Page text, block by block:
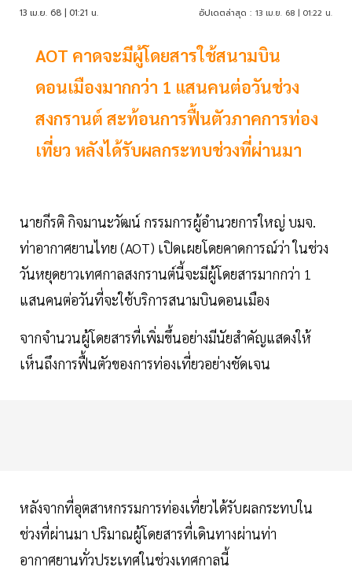
13 เม.ย. 68 | 01:21 น. อัปเดตล่าสุด : 13 เม.ย. 68 | 01:22 น.
AOT คาดจะมีผู้โดยสารใช้สนามบิน
ดอนเมืองมากกว่า 1 แสนคนต่อวันช่วง
สงกรานต์ สะท้อนการฟื้นตัวภาคการท่อง
เที่ยว หลังได้รับผลกระทบช่วงที่ผ่านมา
นายกีรติ กิจมานะวัฒน์ กรรมการผู้อำนวยการใหญ่ บมจ.
ท่าอากาศยานไทย (AOT) เปิดเผยโดยคาดการณ์ว่า ในช่วง
วันหยุดยาวเทศกาลสงกรานต์นี้จะมีผู้โดยสารมากกว่า 1
แสนคนต่อวันที่จะใช้บริการสนามบินดอนเมือง
จากจำนวนผู้โดยสารที่เพิ่มขึ้นอย่างมีนัยสำคัญแสดงให้
เห็นถึงการฟื้นตัวของการท่องเที่ยวอย่างชัดเจน
หลังจากที่อุตสาหกรรมการท่องเที่ยวได้รับผลกระทบใน
ช่วงที่ผ่านมา ปริมาณผู้โดยสารที่เดินทางผ่านท่า
อากาศยานทั่วประเทศในช่วงเทศกาลนี้